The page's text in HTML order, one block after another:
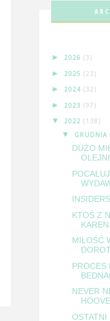
► 2026 (3)
► 2025 (23)
► 2024 (32)
► 2023 (97)
▼ 2022 (138)
▼ GRUDNIA
DUŻO
KTOŚ Z
MIŁOŚĆ
PROCES
NEVER
OSTATNI